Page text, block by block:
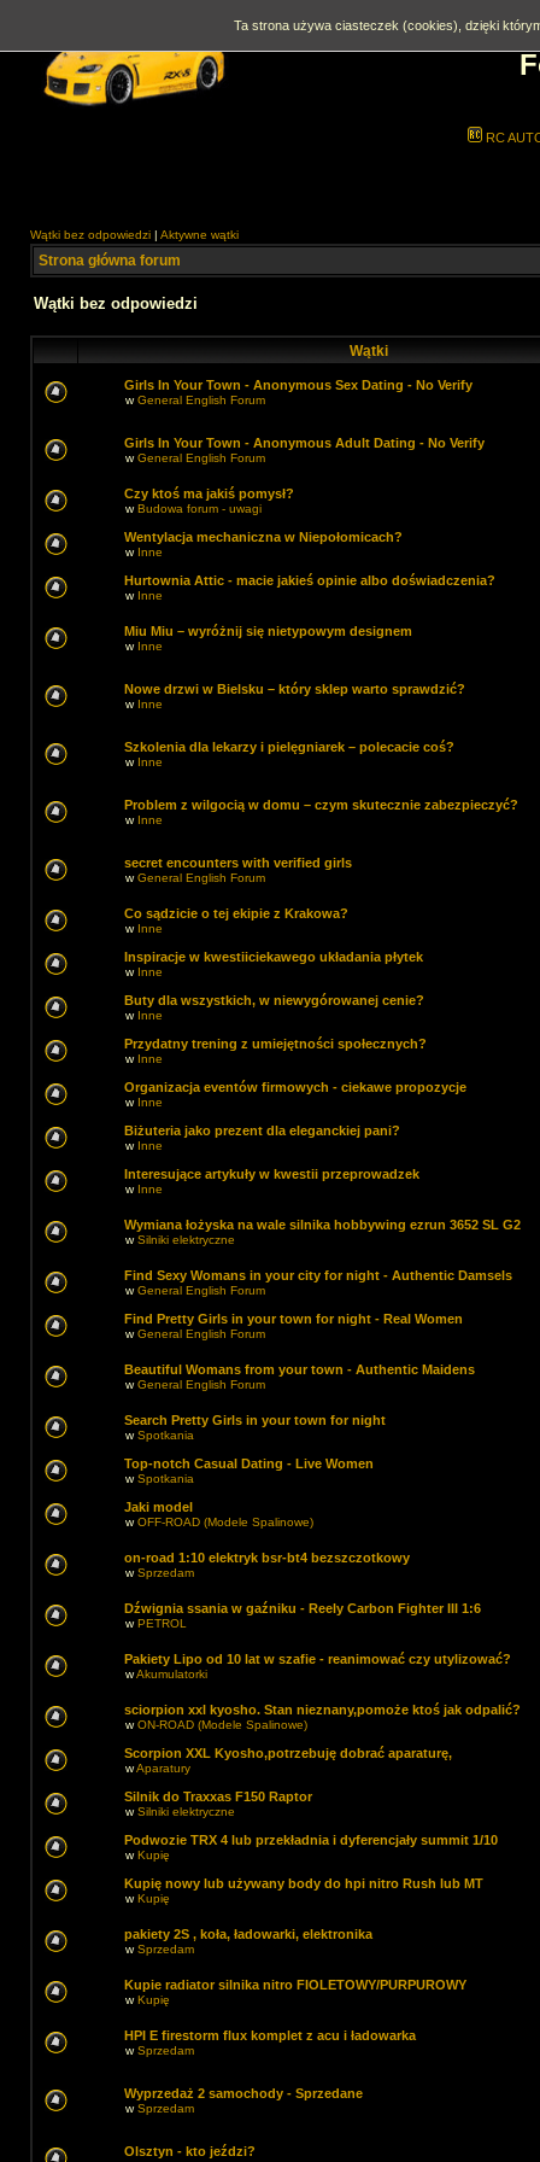
RC
Wątki bez odpowiedzi | Aktywne wątki
Strona główna forum
Wątki bez odpowiedzi
Wątki
Girls In Your Town - Anonymous Sex Dating - No Verify
wGeneral English Forum
Girls In Your Town - Anonymous Adult Dating - No Verify
wGeneral English Forum
Czy ktoś ma jakiś pomysł?
wBudowa forum - uwagi
Wentylacja mechaniczna w Niepołomicach?
w Inne
Hurtownia Attic - macie jakieś opinie albo doświadczenia?
w Inne
Miu Miu – wyróżnij się nietypowym designem
w Inne
Nowe drzwi w Bielsku – który sklep warto sprawdzić?
w Inne
Szkolenia dla lekarzy i pielęgniarek – polecacie coś?
w Inne
Problem z wilgocią w domu – czym skutecznie zabezpieczyć?
w Inne
secret encounters with verified girls
wGeneral English Forum
Co sądzicie o tej ekipie z Krakowa?
w Inne
Inspiracje w kwestiiciekawego układania płytek
w Inne
Buty dla wszystkich, w niewygórowanej cenie?
w Inne
Przydatny trening z umiejętności społecznych?
w Inne
Organizacja eventów firmowych - ciekawe propozycje
w Inne
Biżuteria jako prezent dla eleganckiej pani?
w Inne
Interesujące artykuły w kwestii przeprowadzek
w Inne
Wymiana łożyska na wale silnika hobbywing ezrun 3652 SL G2
wSilniki elektryczne
Find Sexy Womans in your city for night - Authentic Damsels
wGeneral English Forum
Find Pretty Girls in your town for night - Real Women
wGeneral English Forum
Beautiful Womans from your town - Authentic Maidens
wGeneral English Forum
Search Pretty Girls in your town for night
wSpotkania
Top-notch Сasual Dating - Live Women
wSpotkania
Jaki model
wOFF-ROAD (Modele Spalinowe)
on-road 1:10 elektryk bsr-bt4 bezszczotkowy
wSprzedam
Dźwignia ssania w gaźniku - Reely Carbon Fighter III 1:6
wPETROL
Pakiety Lipo od 10 lat w szafie - reanimować czy utylizować?
wAkumulatorki
sciorpion xxl kyosho. Stan nieznany,pomoże ktoś jak odpalić?
wON-ROAD (Modele Spalinowe)
Scorpion XXL Kyosho,potrzebuję dobrać aparaturę,
wAparatury
Silnik do Traxxas F150 Raptor
wSilniki elektryczne
Podwozie TRX 4 lub przekładnia i dyferencjały summit 1/10
wKupię
Kupię nowy lub używany body do hpi nitro Rush lub MT
wKupię
pakiety 2S , koła, ładowarki, elektronika
wSprzedam
Kupie radiator silnika nitro FIOLETOWY/PURPUROWY
wKupię
HPI E firestorm flux komplet z acu i ładowarka
wSprzedam
Wyprzedaż 2 samochody - Sprzedane
wSprzedam
Olsztyn - kto jeździ?
Ta strona używa ciasteczek (cookies), dzięki